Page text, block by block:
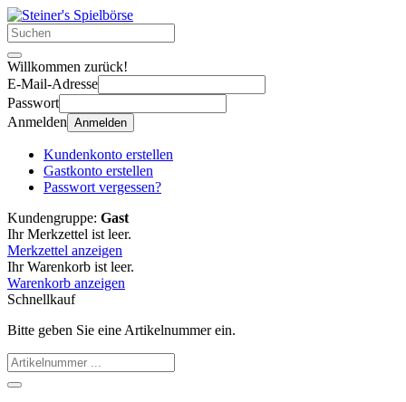
Willkommen zurück!
E-Mail-Adresse
Passwort
Anmelden Anmelden
Kundenkonto erstellen
Gastkonto erstellen
Passwort vergessen?
Kundengruppe: Gast
Ihr Merkzettel ist leer.
Merkzettel anzeigen
Ihr Warenkorb ist leer.
Warenkorb anzeigen
Schnellkauf
Bitte geben Sie eine Artikelnummer ein.